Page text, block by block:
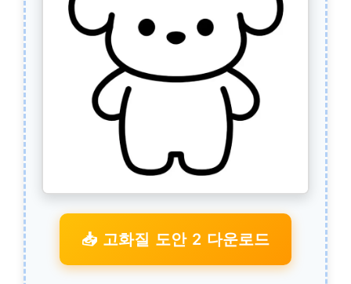
📥 고화질 도안 2 다운로드